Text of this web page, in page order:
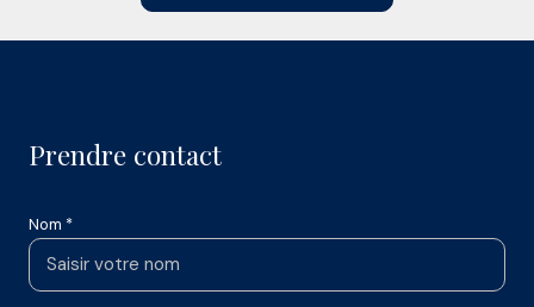
Prendre contact
Nom *